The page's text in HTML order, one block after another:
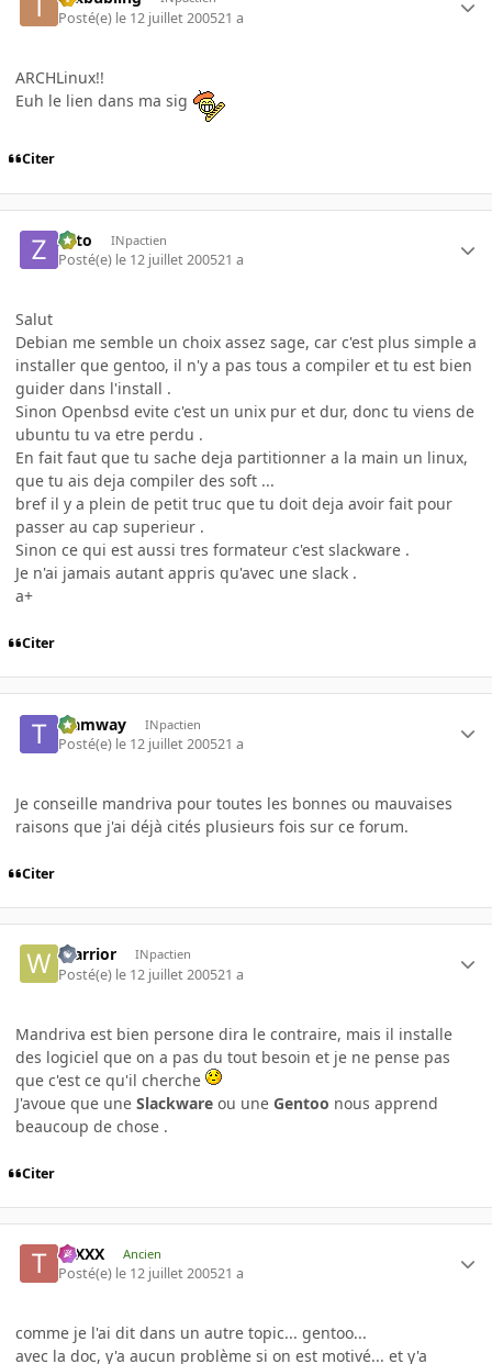
Posté(e) le 12 juillet 200521 a
ARCHLinux!!
Euh le lien dans ma sig
Citer
zoto INpactien
Posté(e) le 12 juillet 200521 a
Salut
Debian me semble un choix assez sage, car c'est plus simple a
installer que gentoo, il n'y a pas tous a compiler et tu est bien
guider dans l'install .
Sinon Openbsd evite c'est un unix pur et dur, donc tu viens de
ubuntu tu va etre perdu .
En fait faut que tu sache deja partitionner a la main un linux,
que tu ais deja compiler des soft ...
bref il y a plein de petit truc que tu doit deja avoir fait pour
passer au cap superieur .
Sinon ce qui est aussi tres formateur c'est slackware .
Je n'ai jamais autant appris qu'avec une slack .
a+
Citer
tramway INpactien
Posté(e) le 12 juillet 200521 a
Je conseille mandriva pour toutes les bonnes ou mauvaises
raisons que j'ai déjà cités plusieurs fois sur ce forum.
Citer
Warrior INpactien
Posté(e) le 12 juillet 200521 a
Mandriva est bien persone dira le contraire, mais il installe
des logiciel que on a pas du tout besoin et je ne pense pas
que c'est ce qu'il cherche
J'avoue que une Slackware ou une Gentoo nous apprend
beaucoup de chose .
Citer
tuXXX Ancien
Posté(e) le 12 juillet 200521 a
comme je l'ai dit dans un autre topic... gentoo...
avec la doc, y'a aucun problème si on est motivé... et y'a